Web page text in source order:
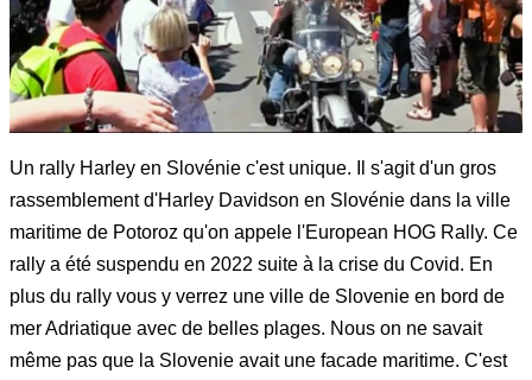
Un rally Harley en Slovénie c'est unique. Il s'agit d'un gros
rassemblement d'Harley Davidson en Slovénie dans la ville
maritime de Potoroz qu'on appele l'European HOG Rally. Ce
rally a été suspendu en 2022 suite à la crise du Covid. En
plus du rally vous y verrez une ville de Slovenie en bord de
mer Adriatique avec de belles plages. Nous on ne savait
même pas que la Slovenie avait une facade maritime. C'est